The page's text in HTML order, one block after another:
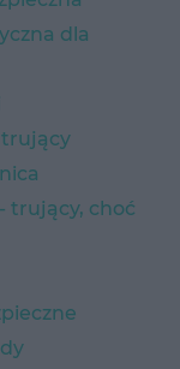
dla
trujący
trujący, choć